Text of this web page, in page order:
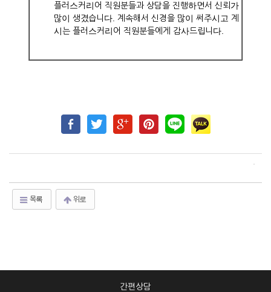
플러스커리어 직원분들과 상담을 진행하면서 신뢰가
많이 생겼습니다. 계속해서 신경을 많이 써주시고 계
시는 플러스커리어 직원분들에게 감사드립니다.
목록 위로
간편상담